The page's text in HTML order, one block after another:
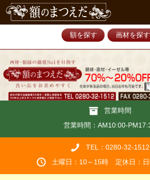
額を探す 画材を探す
営業時間
営業時間：AM10:00-
TEL：0280-32-1512
土曜日：10～15時 定休日：日